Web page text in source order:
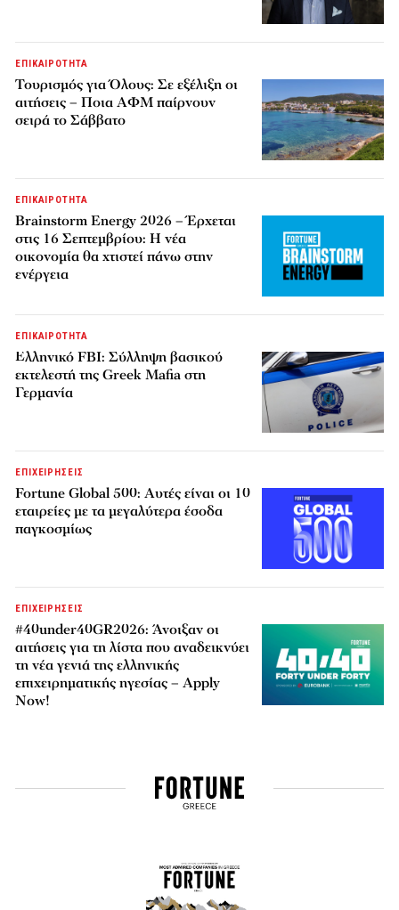
ΕΠΙΚΑΙΡΟΤΗΤΑ
Τουρισμός για Όλους: Σε εξέλιξη οι
αιτήσεις – Ποια ΑΦΜ παίρνουν
σειρά το Σάββατο
ΕΠΙΚΑΙΡΟΤΗΤΑ
Brainstorm Energy 2026 – Έρχεται
στις 16 Σεπτεμβρίου: Η νέα
οικονομία θα χτιστεί πάνω στην
ενέργεια
ΕΠΙΚΑΙΡΟΤΗΤΑ
Ελληνικό FBI: Σύλληψη βασικού
εκτελεστή της Greek Mafia στη
Γερμανία
ΕΠΙΧΕΙΡΗΣΕΙΣ
Fortune Global 500: Αυτές είναι οι 10
εταιρείες με τα μεγαλύτερα έσοδα
παγκοσμίως
ΕΠΙΧΕΙΡΗΣΕΙΣ
#40under40GR2026: Άνοιξαν οι
αιτήσεις για τη λίστα που αναδεικνύει
τη νέα γενιά της ελληνικής
επιχειρηματικής ηγεσίας – Apply
Now!